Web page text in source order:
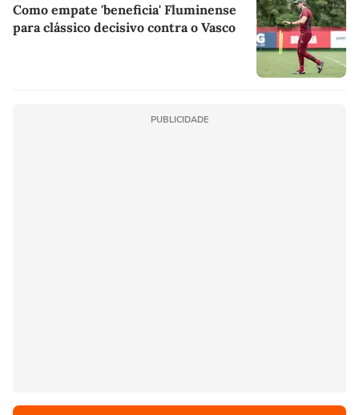
Como empate 'beneficia' Fluminense
para clássico decisivo contra o Vasco
PUBLICIDADE